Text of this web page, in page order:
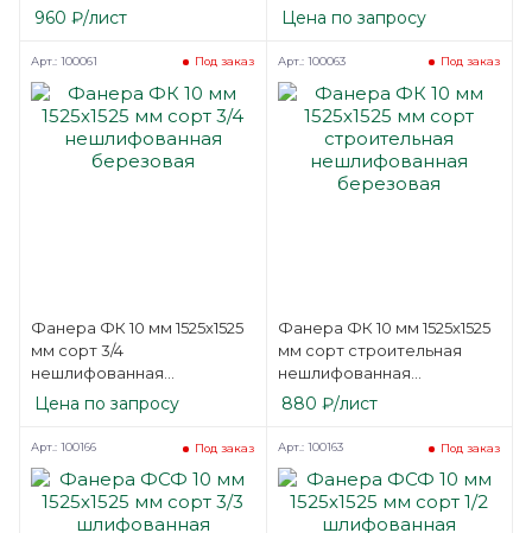
960 ₽/лист Цена по запросу
Фанера ФК 10 мм 1525х1525
мм сорт 3/4
нешлифованная
березовая
Под заказ
Арт.: 100061
Цена по запросу
Фанера ФК 10 мм 1525х1525
мм сорт строительная
нешлифованная
березовая
Под заказ
Арт.: 100063
880 ₽/лист
Под заказ
Арт.: 100166 Под заказ
Арт.: 100163